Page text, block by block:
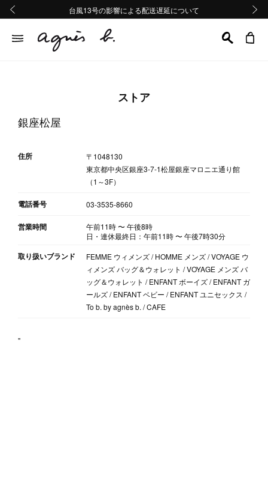
熊本地域地震の影響による配送遅延について
Summer Sale 2buy10%OFF!!
台風13号の影響による配送遅延について
熊本地域地震の影響による配送遅延について
Summer Sale 2buy10%OFF!!
ストア
銀座松屋
住所
〒1048130
東京都中央区銀座3-7-1松屋銀座マロニエ通り館
（1～3F）
電話番号 03-3535-8660
営業時間 午前11時〜午後8時
日・連休最終日：午前11時〜午後7時30分
取り扱いブランド
FEMME ウィメンズ / HOMME メンズ / VOYAGE ウ
ィメンズ バッグ＆ウォレット / VOYAGE メンズ バ
ッグ＆ウォレット / ENFANT ボーイズ / ENFANT ガ
ールズ / ENFANT ベビー / ENFANT ユニセックス /
To b. by agnès b. / CAFE
"